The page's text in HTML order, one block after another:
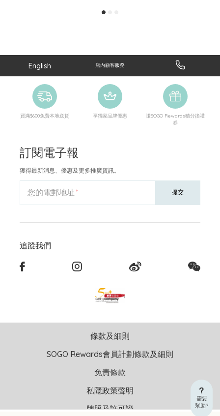
需要
幫助?
English 店內顧客服務
買滿$600免費本地送貨 享獨家品牌優惠
賺SOGO Rewards積分換禮
券
訂閱電子報
獲得最新消息、優惠及更多推廣資訊。
您的電郵地址 提交
追蹤我們
條款及細則
SOGO Rewards會員計劃條款及細則
免責條款
私隱政策聲明
牌照及許可證